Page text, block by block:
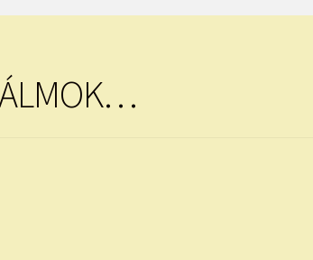
ÁLMOK…